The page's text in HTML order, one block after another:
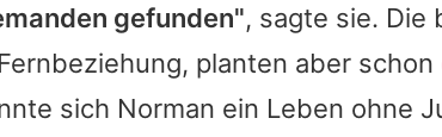
gefunden", sagte sie. Die
planten aber schon
sich Norman ein Leben ohne